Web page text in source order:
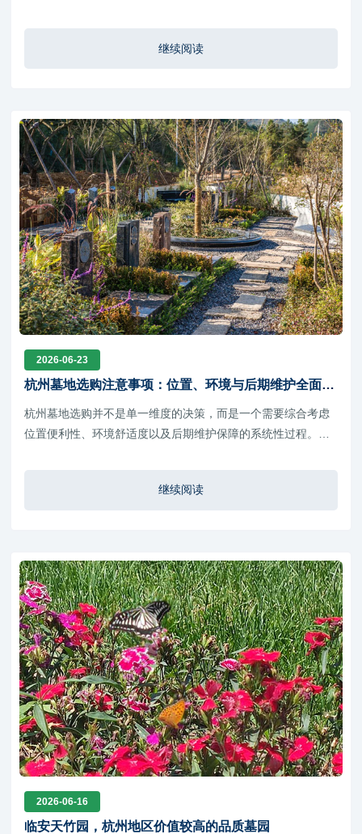
继续阅读
2026-06-23
杭州墓地选购注意事项：位置、环境与后期维护全面分
析
杭州墓地选购并不是单一维度的决策，而是一个需要综合考虑
位置便利性、环境舒适度以及后期维护保障的系统性过程。在
继续阅读
2026-06-16
临安天竹园，杭州地区价值较高的品质墓园